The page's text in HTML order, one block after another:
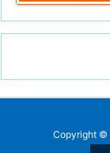
Copyright ©